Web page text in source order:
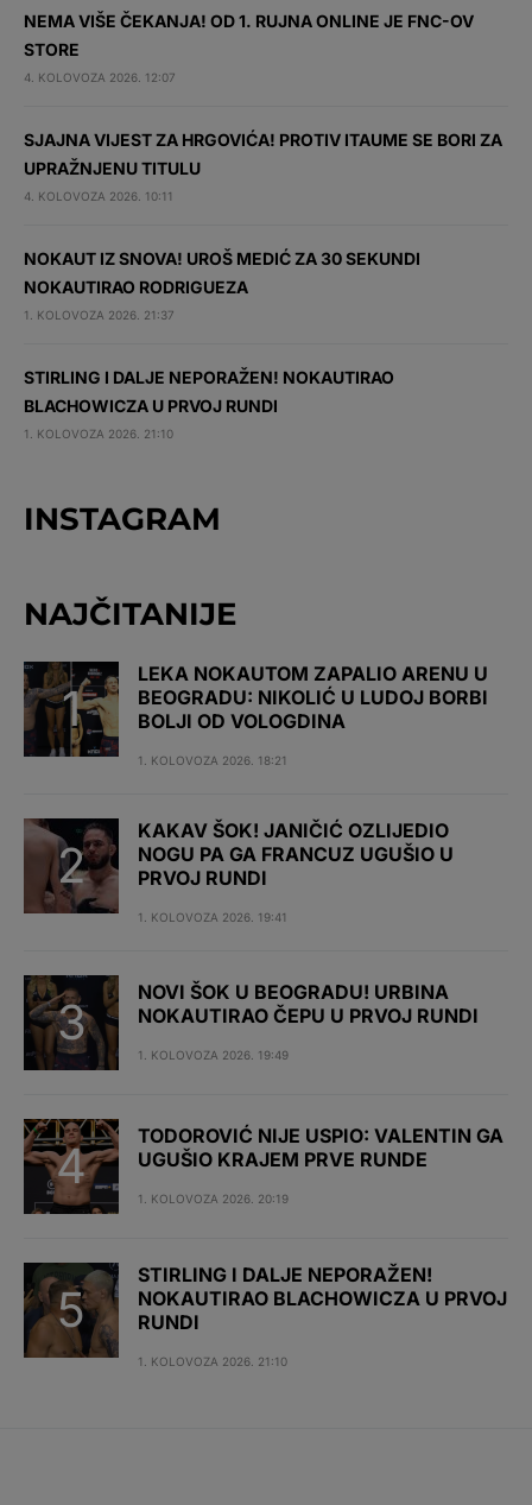
NEMA VIŠE ČEKANJA! OD 1. RUJNA ONLINE JE FNC-OV
STORE
4. KOLOVOZA 2026. 12:07
SJAJNA VIJEST ZA HRGOVIĆA! PROTIV ITAUME SE BORI ZA
UPRAŽNJENU TITULU
4. KOLOVOZA 2026. 10:11
NOKAUT IZ SNOVA! UROŠ MEDIĆ ZA 30 SEKUNDI
NOKAUTIRAO RODRIGUEZA
1. KOLOVOZA 2026. 21:37
STIRLING I DALJE NEPORAŽEN! NOKAUTIRAO
BLACHOWICZA U PRVOJ RUNDI
1. KOLOVOZA 2026. 21:10
INSTAGRAM
NAJČITANIJE
LEKA NOKAUTOM ZAPALIO ARENU U
BEOGRADU: NIKOLIĆ U LUDOJ BORBI
BOLJI OD VOLOGDINA
1. KOLOVOZA 2026. 18:21
KAKAV ŠOK! JANIČIĆ OZLIJEDIO
NOGU PA GA FRANCUZ UGUŠIO U
PRVOJ RUNDI
1. KOLOVOZA 2026. 19:41
NOVI ŠOK U BEOGRADU! URBINA
NOKAUTIRAO ČEPU U PRVOJ RUNDI
1. KOLOVOZA 2026. 19:49
TODOROVIĆ NIJE USPIO: VALENTIN GA
UGUŠIO KRAJEM PRVE RUNDE
1. KOLOVOZA 2026. 20:19
STIRLING I DALJE NEPORAŽEN!
NOKAUTIRAO BLACHOWICZA U PRVOJ
RUNDI
1. KOLOVOZA 2026. 21:10